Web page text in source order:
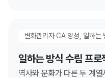
변화관리자 CA 양성, 일하는
일하는 방식 수립 프로
역사와 문화가 다른 두 계